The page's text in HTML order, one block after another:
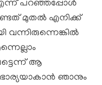
എന്ന് പറഞ്ഞപ്പോൾ
മുതൽ എനിക്ക്
വന്നിരുന്നെങ്കിൽ
ആ
ഞാനും